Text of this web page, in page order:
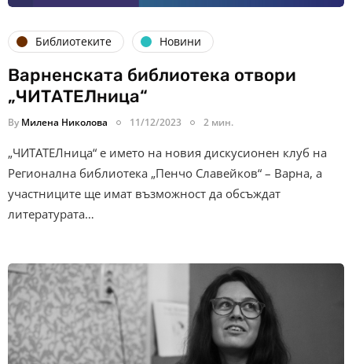
Библиотеките Новини
Варненската библиотека отвори
„ЧИТАТЕЛница“
By Милена Николова 11/12/2023 2 мин.
„ЧИТАТЕЛница“ е името на новия дискусионен клуб на
Регионална библиотека „Пенчо Славейков“ – Варна, а
участниците ще имат възможност да обсъждат
литературата…